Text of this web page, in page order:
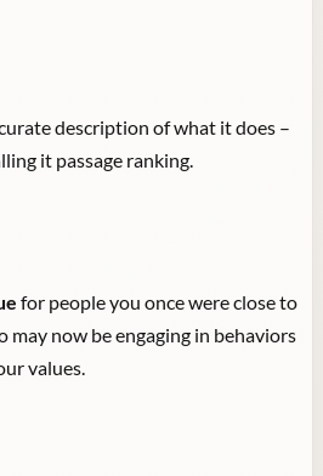
description of what it does –
it passage ranking.
for people you once were close to
may now be engaging in behaviors
values.